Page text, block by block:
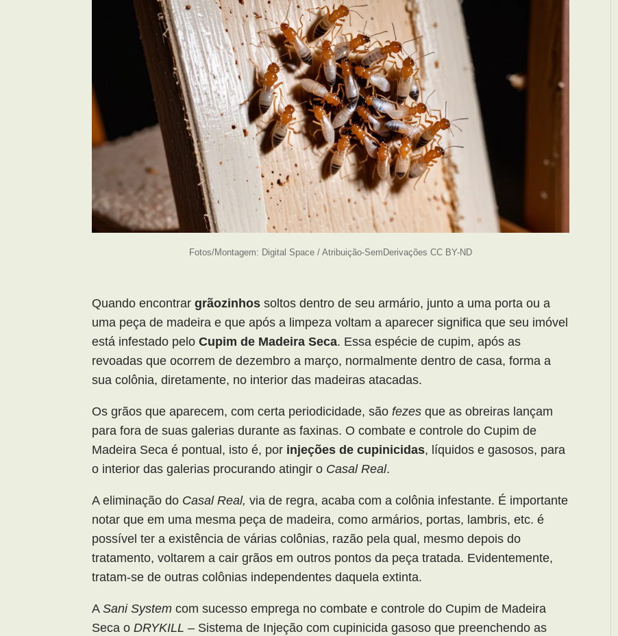
Fotos/Montagem: Digital Space / Atribuição-SemDerivações CC BY-ND
Quando encontrargrãozinhos soltos dentro de seu armário, junto a uma porta ou a
uma peça de madeira e que após a limpeza voltam a aparecer significa que seu imóvel
está infestado peloCupim de Madeira Seca. Essa espécie de cupim, após as
revoadas que ocorrem de dezembro a março, normalmente dentro de casa, forma a
sua colônia, diretamente, no interior das madeiras atacadas.
Os grãos que aparecem, com certa periodicidade, são fezes que as obreiras lançam
para fora de suas galerias durante as faxinas. O combate e controle do Cupim de
Madeira Seca é pontual, isto é, por injeções de cupinicidas, líquidos e gasosos, para
o interior das galerias procurando atingir o Casal Real.
A eliminação do Casal Real, via de regra, acaba com a colônia infestante. É importante
notar que em uma mesma peça de madeira, como armários, portas, lambris, etc. é
possível ter a existência de várias colônias, razão pela qual, mesmo depois do
tratamento, voltarem a cair grãos em outros pontos da peça tratada. Evidentemente,
tratam-se de outras colônias independentes daquela extinta.
ASani System com sucesso emprega no combate e controle do Cupim de Madeira
Seca oDRYKILL – Sistema de Injeção com cupinicida gasoso que preenchendo as